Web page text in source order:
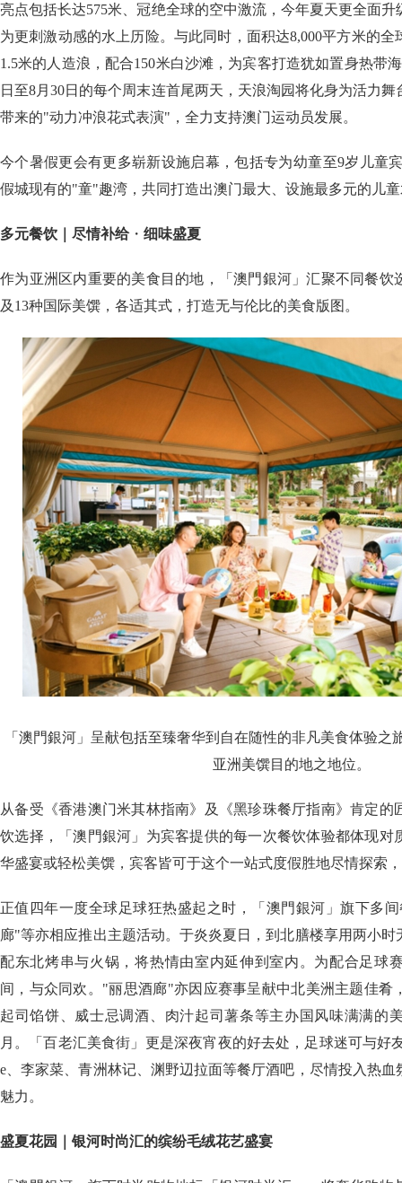
亮点包括长达575米、冠绝全球的空中激流，今年夏天更全面
为更刺激动感的水上历险。与此同时，面积达8,000平方米的
1.5米的人造浪，配合150米白沙滩，为宾客打造犹如置身热带
日至8月30日的每个周末连首尾两天，天浪淘园将化身为活力
带来的"动力冲浪花式表演"，全力支持澳门运动员发展。
今个暑假更会有更多崭新设施启幕，包括专为幼童至9岁儿童
假城现有的"童"趣湾，共同打造出澳门最大、设施最多元的儿
多元餐饮｜尽情补给・ 细味盛夏
作为亚洲区内重要的美食目的地，「澳門銀河」汇聚不同餐饮
及13种国际美馔，各适其式，打造无与伦比的美食版图。
「澳門銀河」呈献包括至臻奢华到自在随性的非凡美食体验之
亚洲美馔目的地之地位。
从备受《香港澳门米其林指南》及《黑珍珠餐厅指南》肯定的
饮选择，「澳門銀河」为宾客提供的每一次餐饮体验都体现对
华盛宴或轻松美馔，宾客皆可于这个一站式度假胜地尽情探索
正值四年一度全球足球狂热盛起之时，「澳門銀河」旗下多
廊"等亦相应推出主题活动。于炎炎夏日，到北膳楼享用两小
配东北烤串与火锅，将热情由室内延伸到室内。为配合足球
间，与众同欢。"丽思酒廊"亦因应赛事呈献中北美洲主题佳肴
起司馅饼、威士忌调酒、肉汁起司薯条等主办国风味满满的
月。「百老汇美食街」更是深夜宵夜的好去处，足球迷可与好
e、李家菜、青洲林记、渊野辺拉面等餐厅酒吧，尽情投入热
魅力。
盛夏花园｜银河时尚汇的缤纷毛绒花艺盛宴